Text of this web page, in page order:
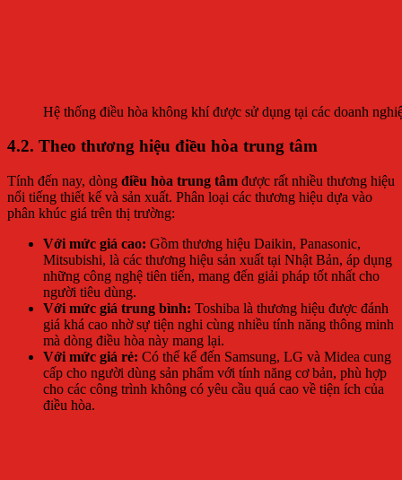
Hệ thống điều hòa không khí được sử dụng tại các doanh
4.2. Theo thương hiệu điều hòa trung tâm
Tính đến nay, dòng điều hòa trung tâm được rất nhiều thương hiệu
nổi tiếng thiết kế và sản xuất. Phân loại các thương hiệu dựa vào
phân khúc giá trên thị trường:
Với mức giá cao: Gồm thương hiệu Daikin, Panasonic,
Mitsubishi, là các thương hiệu sản xuất tại Nhật Bản, áp dụng
những công nghệ tiên tiến, mang đến giải pháp tốt nhất cho
người tiêu dùng.
Với mức giá trung bình: Toshiba là thương hiệu được đánh
giá khá cao nhờ sự tiện nghi cùng nhiều tính năng thông minh
mà dòng điều hòa này mang lại.
Với mức giá rẻ: Có thể kể đến Samsung, LG và Midea cung
cấp cho người dùng sản phẩm với tính năng cơ bản, phù hợp
cho các công trình không có yêu cầu quá cao về tiện ích của
điều hòa.